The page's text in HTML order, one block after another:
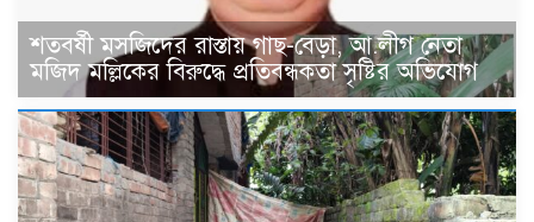
শতবর্ষী মসজিদের রাস্তায় গাছ-বেড়া, আ.লীগ নেতা
মজিদ মল্লিকের বিরুদ্ধে প্রতিবন্ধকতা সৃষ্টির অভিযোগ